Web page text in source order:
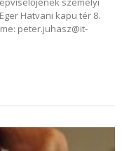
Hatvani kapu tér 8.
peter.juhasz@it-